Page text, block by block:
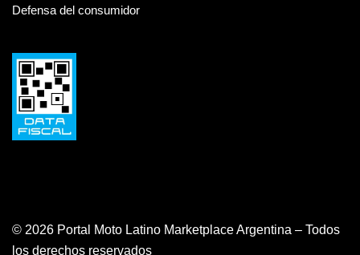
Defensa del consumidor
© 2026 Portal Moto Latino Marketplace Argentina – Todos
los derechos reservados